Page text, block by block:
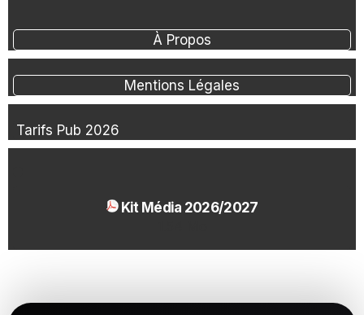
À Propos
Mentions Légales
Tarifs Pub 2026
Kit Média 2026/2027